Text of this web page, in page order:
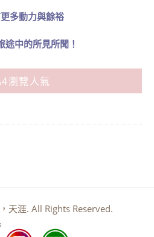
多動力與餘裕
途中的所見所聞！
瀏覽人氣
天涯. All Rights Reserved.